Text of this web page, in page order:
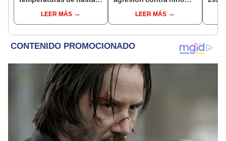
producción de mango y
palta
LEER MÁS
cámaras captan el
hecho
LEER MÁS